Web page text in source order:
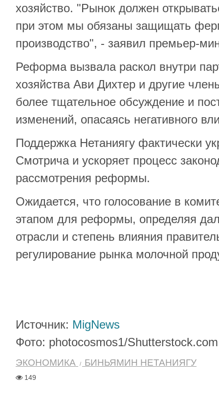
хозяйство. "Рынок должен
при этом мы обязаны защищать
производство", - заявил премьер-
Реформа вызвала раскол внутри
хозяйства Ави Дихтер и другие
более тщательное обсуждение и
изменений, опасаясь негативного
Поддержка Нетаниягу фактически
Смотрича и ускоряет процесс
рассмотрения реформы.
Ожидается, что голосование в
этапом для реформы, определяя
отрасли и степень влияния
регулирование рынка молочной
Источник: MigNews
Фото: photocosmos1/Shutterstock.com
ЭКОНОМИКА БИНЬЯМИН НЕТАНИЯГУ
149